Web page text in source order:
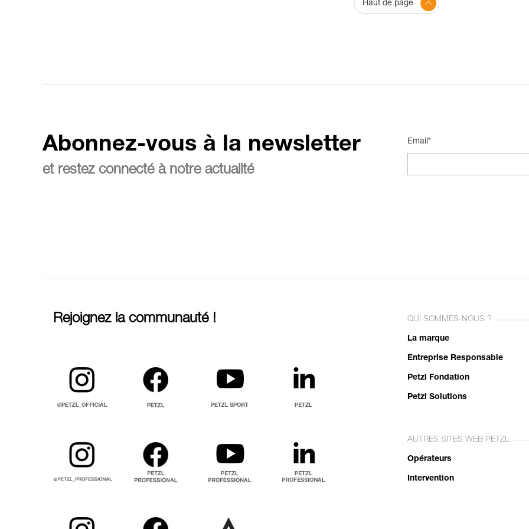
Haut de page
Abonnez-vous à la newsletter
et restez connecté à notre actualité
Email*
Rejoignez la communauté ! QUI SOMMES-NOUS ?
La marque
Entreprise Responsable
Petzl Fondation
Petzl Solutions
AUTRES SITES WEB PETZL
Opérateurs
Intervention